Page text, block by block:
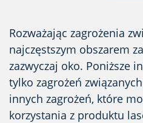
Rozważając zagrożenia
najczęstszym obszarem
zazwyczaj oko. Poniższe
tylko zagrożeń
innych zagrożeń, które
korzystania z produktu